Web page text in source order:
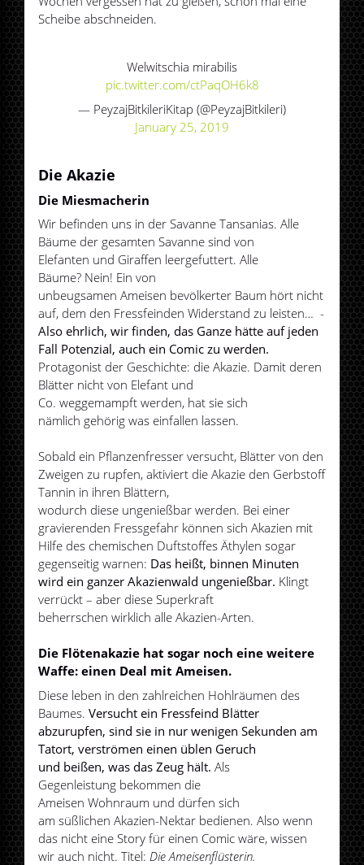
Scheibe abschneiden.
Welwitschia mirabilis
pic.twitter.com/ctPaqOH6k8
— PeyzajBitkileriKitap (@PeyzajBitkileri)
January 25, 2019
Die Akazie
Die Miesmacherin
Wir befinden uns in der Savanne Tansanias. Alle
Bäume der gesamten Savanne sind von
Elefanten und Giraffen leergefuttert. Alle
Bäume? Nein! Ein von
unbeugsamen Ameisen bevölkerter Baum hört nicht
auf, dem den Fressfeinden Widerstand zu leisten… -
Also ehrlich, wir finden, das Ganze hätte auf jeden
Fall Potenzial, auch ein Comic zu werden.
Protagonist der Geschichte: die Akazie. Damit deren
Blätter nicht von Elefant und
Co. weggemampft werden, hat sie sich
nämlich gehörig was einfallen lassen.
Sobald ein Pflanzenfresser versucht, Blätter von den
Zweigen zu rupfen, aktiviert die Akazie den Gerbstoff
Tannin in ihren Blättern,
wodurch diese ungenießbar werden. Bei einer
gravierenden Fressgefahr können sich Akazien mit
Hilfe des chemischen Duftstoffes Äthylen sogar
gegenseitig warnen: Das heißt, binnen Minuten
wird ein ganzer Akazienwald ungenießbar. Klingt
verrückt – aber diese Superkraft
beherrschen wirklich alle Akazien-Arten.
Die Flötenakazie hat sogar noch eine weitere
Waffe: einen Deal mit Ameisen.
Diese leben in den zahlreichen Hohlräumen des
Baumes.Versucht ein Fressfeind Blätter
abzurupfen, sind sie in nur wenigen Sekunden am
Tatort, verströmen einen üblen Geruch
und beißen, was das Zeug hält.Als
Gegenleistung bekommen die
Ameisen Wohnraum und dürfen sich
am süßlichen Akazien-Nektar bedienen. Also wenn
das nicht eine Story für einen Comic wäre, wissen
wir auch nicht. Titel: Die Ameisenflüsterin.